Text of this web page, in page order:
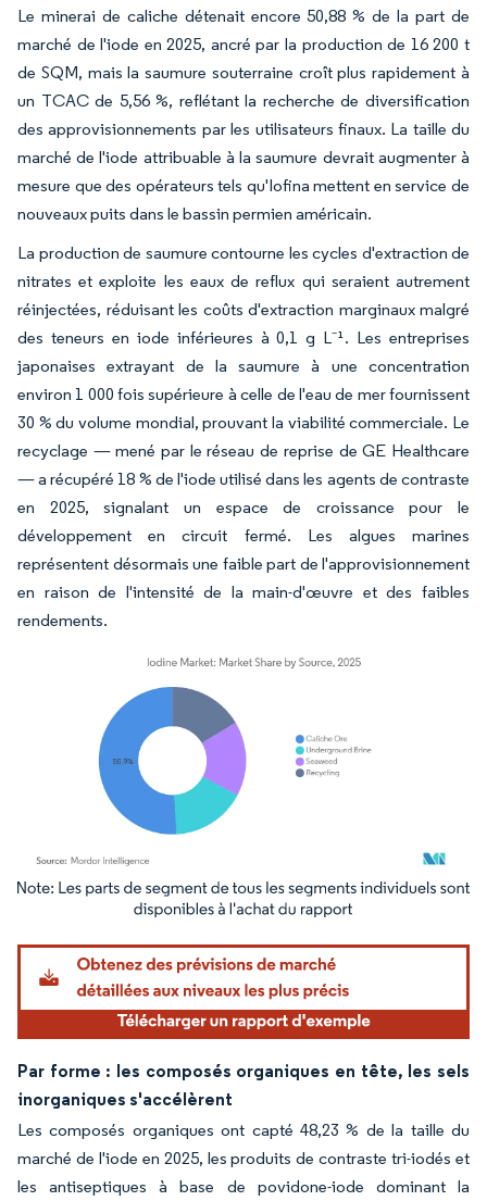
Le minerai de caliche détenait encore 50,88 % de la part de
marché de l'iode en 2025, ancré par la production de 16 200 t
de SQM, mais la saumure souterraine croît plus rapidement à
un TCAC de 5,56 %, reflétant la recherche de diversification
des approvisionnements par les utilisateurs finaux. La taille du
marché de l'iode attribuable à la saumure devrait augmenter à
mesure que des opérateurs tels qu'Iofina mettent en service de
nouveaux puits dans le bassin permien américain.
La production de saumure contourne les cycles d'extraction de
nitrates et exploite les eaux de reflux qui seraient autrement
réinjectées, réduisant les coûts d'extraction marginaux malgré
des teneurs en iode inférieures à 0,1 g L⁻¹. Les entreprises
japonaises extrayant de la saumure à une concentration
environ 1 000 fois supérieure à celle de l'eau de mer fournissent
30 % du volume mondial, prouvant la viabilité commerciale. Le
recyclage — mené par le réseau de reprise de GE Healthcare
— a récupéré 18 % de l'iode utilisé dans les agents de contraste
en 2025, signalant un espace de croissance pour le
développement en circuit fermé. Les algues marines
représentent désormais une faible part de l'approvisionnement
en raison de l'intensité de la main-d'œuvre et des faibles
rendements.
Image © Mordor Intelligence. La réutilisation nécessite une attribution sous CC BY
Par forme : les composés organiques en tête, les sels
inorganiques s'accélèrent
Les composés organiques ont capté 48,23 % de la taille du
marché de l'iode en 2025, les produits de contraste tri-iodés et
les antiseptiques à base de povidone-iode dominant la